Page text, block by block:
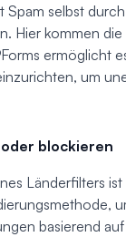
Spam selbst
Hier kommen
ermöglicht
um
blockieren
Länderfilters
basierend